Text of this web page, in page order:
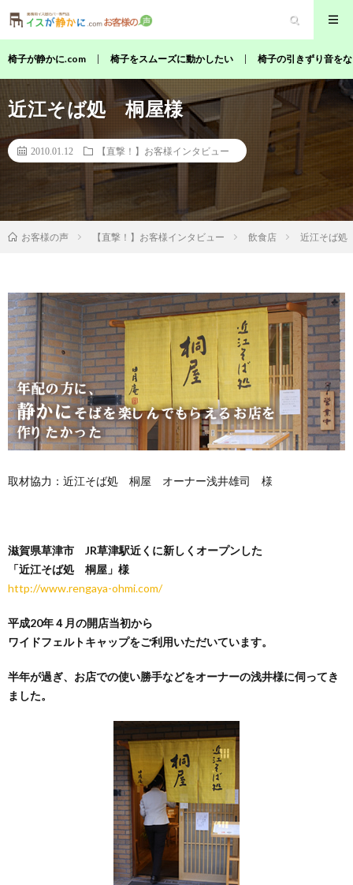
椅子が静かに.com 椅子をスムーズに動かしたい 椅子の引きずり音を
近江そば処 桐屋様
2010.01.12 【直撃！】お客様インタビュー
お客様の声 【直撃！】お客様インタビュー 飲食店 近江そば
取材協力：近江そば処 桐屋 オーナー浅井雄司 様
滋賀県草津市 JR草津駅近くに新しくオープンした
「近江そば処 桐屋 」様
http://www.rengaya-ohmi.com/
平成20年４月の開店当初から
ワイドフェルトキャップをご利用いただいています。
半年が過ぎ、お店での使い勝手などをオーナーの浅井様に伺ってき
ました。